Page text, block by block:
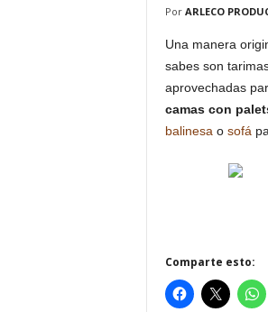
Por ARLECO
Una manera
sabes son
aprovechadas
camas con
balinesa o sofá
Comparte esto: